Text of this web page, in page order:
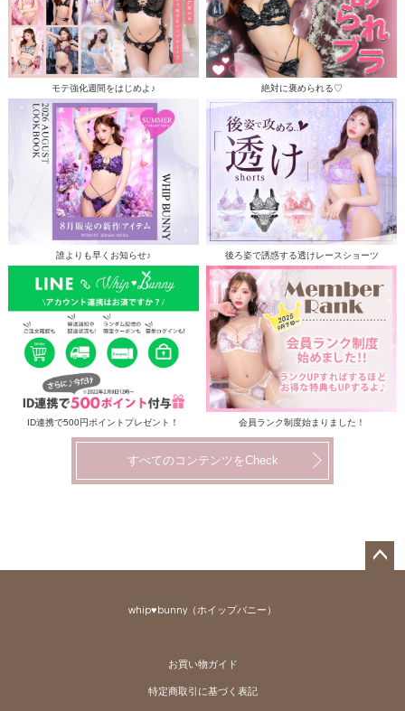
モテ強化週間をはじめよ♪ 絶対に褒められる♡
誰よりも早くお知らせ♪ 後ろ姿で誘惑する透けレースショーツ
ID連携で500円ポイントプレゼント！ 会員ランク制度始まりました！
すべてのコンテンツをCheck
whip♥bunny（ホイップバニー）
お買い物ガイド
特定商取引に基づく表記